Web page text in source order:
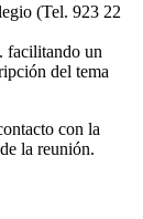
(Tel. 923 22
. facilitando un
del tema
con la
la reunión.